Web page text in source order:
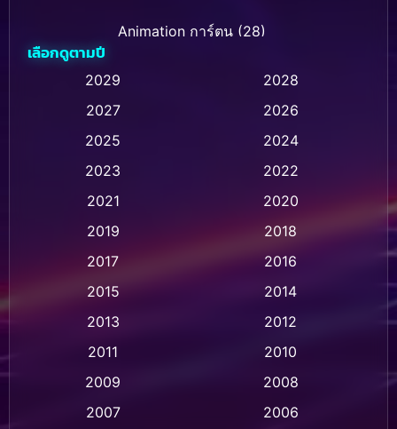
Animation การ์ตูน (28)
Animation การ์ตูน (235)
Animation การ์ตูน (32)
Animation แอนิเมชั่น (1)
Animation แอนิเมชัน (1)
เลือกดูตามปี
2029
2028
2027
2026
2025
2024
2023
2022
2021
2020
2019
2018
2017
2016
2015
2014
2013
2012
2011
2010
2009
2008
2007
2006